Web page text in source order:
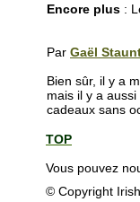
Encore plus :
Par Gaël
Bien sûr, il y a
mais il y a
cadeaux sans
TOP
Vous pouvez
© Copyright